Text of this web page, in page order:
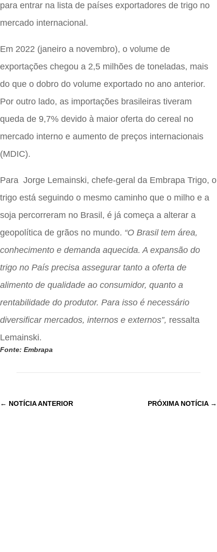
para entrar na lista de países exportadores de trigo no
mercado internacional.
Em 2022 (janeiro a novembro), o volume de
exportações chegou a 2,5 milhões de toneladas, mais
do que o dobro do volume exportado no ano anterior.
Por outro lado, as importações brasileiras tiveram
queda de 9,7% devido à maior oferta do cereal no
mercado interno e aumento de preços internacionais
(MDIC).
Para Jorge Lemainski, chefe-geral da Embrapa Trigo, o
trigo está seguindo o mesmo caminho que o milho e a
soja percorreram no Brasil, é já começa a alterar a
geopolítica de grãos no mundo. “O Brasil tem área,
conhecimento e demanda aquecida. A expansão do
trigo no País precisa assegurar tanto a oferta de
alimento de qualidade ao consumidor, quanto a
rentabilidade do produtor. Para isso é necessário
diversificar mercados, internos e externos”, ressalta
Lemainski.
Fonte: Embrapa
← NOTÍCIA ANTERIOR PRÓXIMA NOTÍCIA→